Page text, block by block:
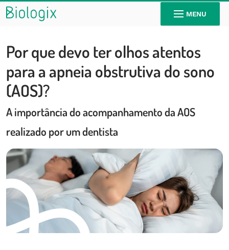
MENU
Por que devo ter olhos atentos
para a apneia obstrutiva do sono
(AOS)?
A importância do acompanhamento da AOS
realizado por um dentista